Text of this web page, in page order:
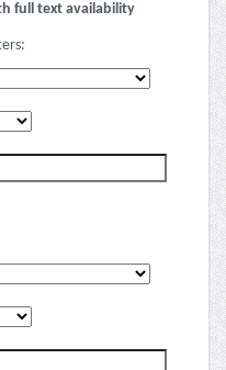
full text availability